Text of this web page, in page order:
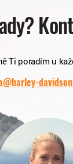
Ti poradím u